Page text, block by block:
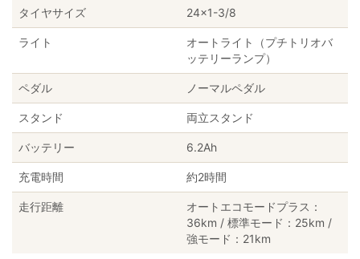
タイヤサイズ 24×1-3/8
ライト
オートライト（プチトリオバ
ッテリーランプ）
ペダル ノーマルペダル
スタンド 両立スタンド
バッテリー 6.2Ah
充電時間 約2時間
走行距離
オートエコモードプラス：
36km / 標準モード：25km /
強モード：21km